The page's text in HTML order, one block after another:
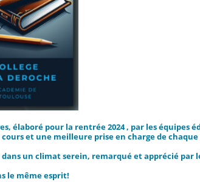
élaboré pour la rentrée 2024 , par les équipes
et une meilleure prise en charge de chaque
un climat serein, remarqué et apprécié par
le même esprit!